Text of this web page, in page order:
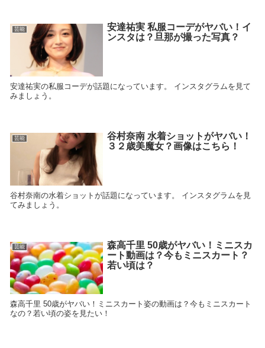
芸能
安達祐実 私服コーデがヤバい！イ
ンスタは？旦那が撮った写真？
安達祐実の私服コーデが話題になっています。 インスタグラムを見て
みましょう。
芸能
谷村奈南 水着ショットがヤバい！
３２歳美魔女？画像はこちら！
谷村奈南の水着ショットが話題になっています。 インスタグラムを見
てみましょう。
芸能
森高千里 50歳がヤバい！ミニスカ
ート動画は？今もミニスカート？
若い頃は？
森高千里 50歳がヤバい！ミニスカート姿の動画は？今もミニスカート
なの？若い頃の姿を見たい！